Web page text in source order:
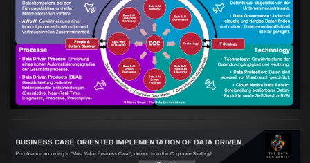
Artikel:Kennst Du schon die "Head Phone
Data Driven Strategy"?
VIEW